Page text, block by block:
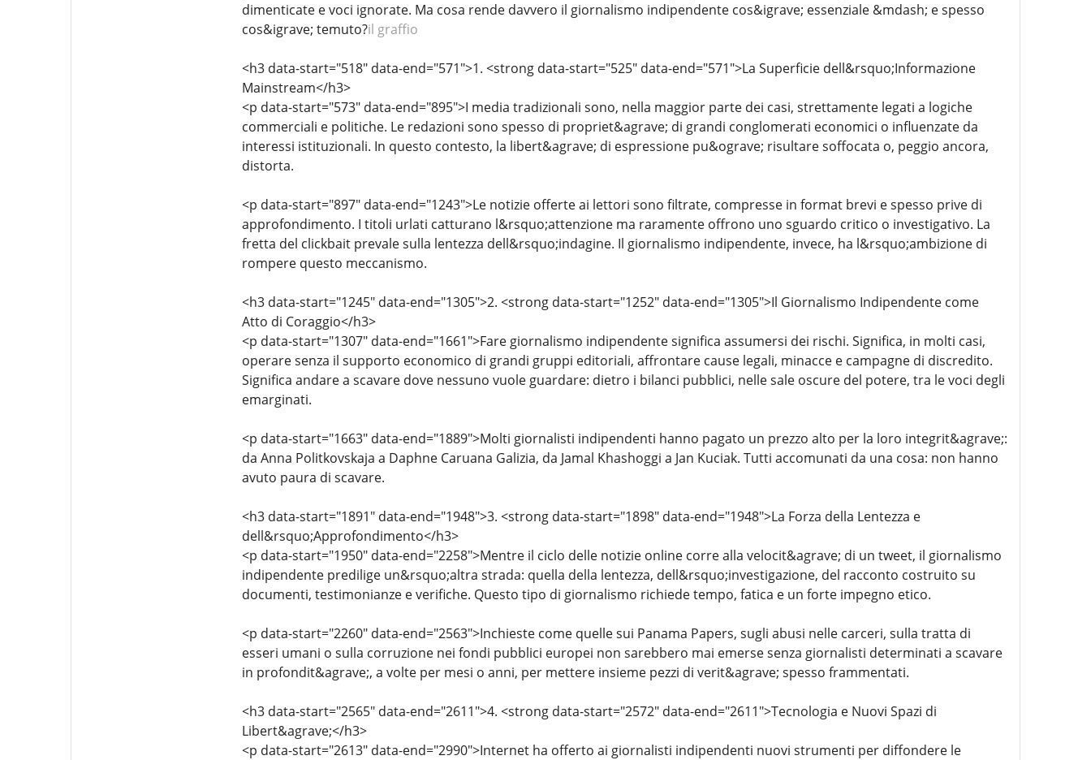
dimenticate e voci ignorate. Ma cosa rende davvero il giornalismo indipendente cos&igrave; essenziale &mdash; e spesso
cos&igrave; temuto?il graffio
<h3 data-start="518" data-end="571">1. <strong data-start="525" data-end="571">La Superficie dell&rsquo;Informazione
Mainstream</h3>
<p data-start="573" data-end="895">I media tradizionali sono, nella maggior parte dei casi, strettamente legati a logiche
commerciali e politiche. Le redazioni sono spesso di propriet&agrave; di grandi conglomerati economici o influenzate da
interessi istituzionali. In questo contesto, la libert&agrave; di espressione pu&ograve; risultare soffocata o, peggio ancora,
distorta.
<p data-start="897" data-end="1243">Le notizie offerte ai lettori sono filtrate, compresse in format brevi e spesso prive di
approfondimento. I titoli urlati catturano l&rsquo;attenzione ma raramente offrono uno sguardo critico o investigativo. La
fretta del clickbait prevale sulla lentezza dell&rsquo;indagine. Il giornalismo indipendente, invece, ha l&rsquo;ambizione di
rompere questo meccanismo.
<h3 data-start="1245" data-end="1305">2. <strong data-start="1252" data-end="1305">Il Giornalismo Indipendente come
Atto di Coraggio</h3>
<p data-start="1307" data-end="1661">Fare giornalismo indipendente significa assumersi dei rischi. Significa, in molti casi,
operare senza il supporto economico di grandi gruppi editoriali, affrontare cause legali, minacce e campagne di discredito.
Significa andare a scavare dove nessuno vuole guardare: dietro i bilanci pubblici, nelle sale oscure del potere, tra le voci degli
emarginati.
<p data-start="1663" data-end="1889">Molti giornalisti indipendenti hanno pagato un prezzo alto per la loro integrit&agrave;:
da Anna Politkovskaja a Daphne Caruana Galizia, da Jamal Khashoggi a Jan Kuciak. Tutti accomunati da una cosa: non hanno
avuto paura di scavare.
<h3 data-start="1891" data-end="1948">3. <strong data-start="1898" data-end="1948">La Forza della Lentezza e
dell&rsquo;Approfondimento</h3>
<p data-start="1950" data-end="2258">Mentre il ciclo delle notizie online corre alla velocit&agrave; di un tweet, il giornalismo
indipendente predilige un&rsquo;altra strada: quella della lentezza, dell&rsquo;investigazione, del racconto costruito su
documenti, testimonianze e verifiche. Questo tipo di giornalismo richiede tempo, fatica e un forte impegno etico.
<p data-start="2260" data-end="2563">Inchieste come quelle sui Panama Papers, sugli abusi nelle carceri, sulla tratta di
esseri umani o sulla corruzione nei fondi pubblici europei non sarebbero mai emerse senza giornalisti determinati a scavare
in profondit&agrave;, a volte per mesi o anni, per mettere insieme pezzi di verit&agrave; spesso frammentati.
<h3 data-start="2565" data-end="2611">4. <strong data-start="2572" data-end="2611">Tecnologia e Nuovi Spazi di
Libert&agrave;</h3>
<p data-start="2613" data-end="2990">Internet ha offerto ai giornalisti indipendenti nuovi strumenti per diffondere le